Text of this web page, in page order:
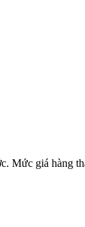
Mức giá hàng